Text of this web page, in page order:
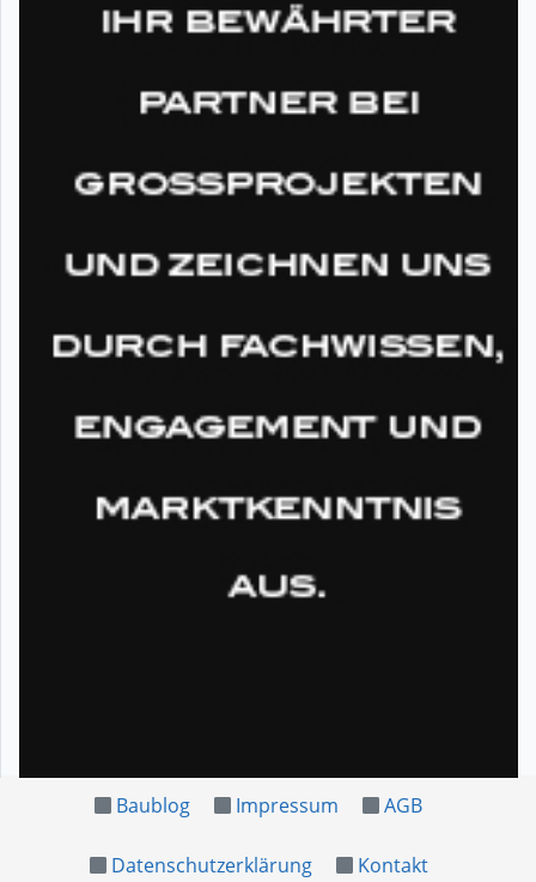
Baublog Impressum AGB
Datenschutzerklärung Kontakt